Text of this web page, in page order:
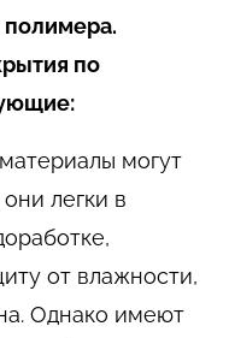
по
могут
легки в
от влажности,
Однако имеют